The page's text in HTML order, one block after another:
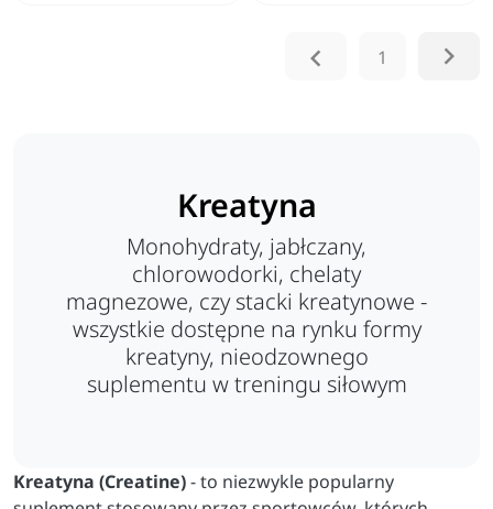
 1 
Kreatyna
Monohydraty, jabłczany,
chlorowodorki, chelaty
magnezowe, czy stacki kreatynowe -
wszystkie dostępne na rynku formy
kreatyny, nieodzownego
suplementu w treningu siłowym
Kreatyna (Creatine)- to niezwykle popularny